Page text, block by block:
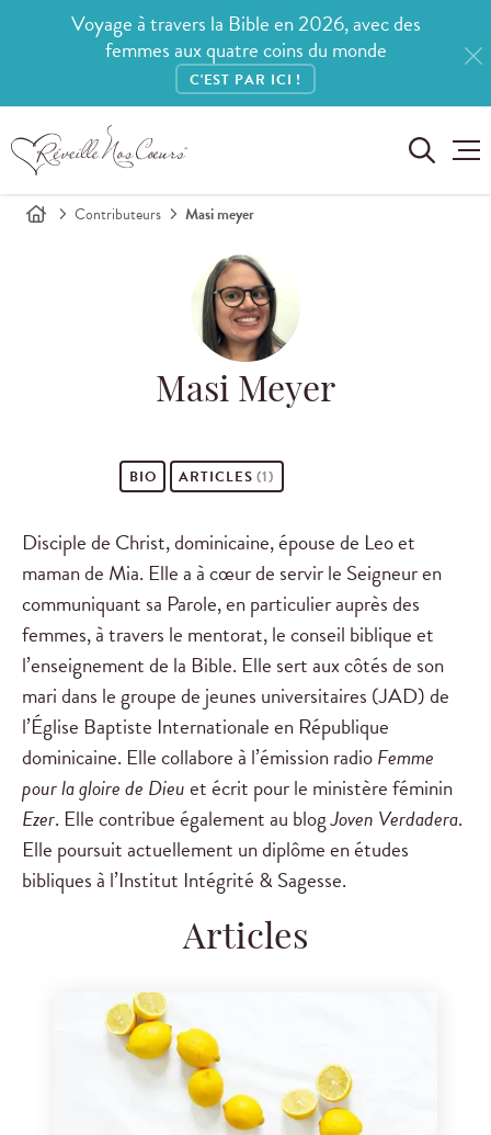
Voyage à travers la Bible en 2026, avec des
femmes aux quatre coins du monde
C'EST PAR ICI !
Contributeurs Masi meyer
Masi Meyer
BIO ARTICLES(1)
Disciple de Christ, dominicaine, épouse de Leo et
maman de Mia. Elle a à cœur de servir le Seigneur en
communiquant sa Parole, en particulier auprès des
femmes, à travers le mentorat, le conseil biblique et
l’enseignement de la Bible. Elle sert aux côtés de son
mari dans le groupe de jeunes universitaires (JAD) de
l’Église Baptiste Internationale en République
dominicaine. Elle collabore à l’émission radioFemme
pour la gloire de Dieuet écrit pour le ministère féminin
Ezer. Elle contribue également au blogJoven Verdadera.
Elle poursuit actuellement un diplôme en études
bibliques à l’Institut Intégrité & Sagesse.
Articles